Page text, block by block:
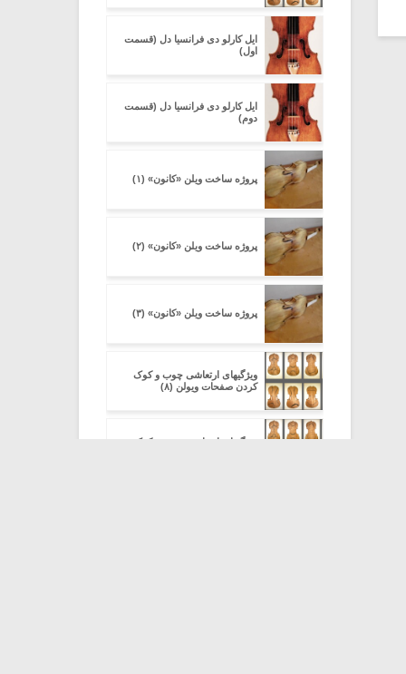
ایل کارلو دی فرانسیا دل (قسمت
اول)
ایل کارلو دی فرانسیا دل (قسمت
دوم)
پروژه ساخت ویلن «کانون» (۱)
پروژه ساخت ویلن «کانون» (۲)
پروژه ساخت ویلن «کانون» (۳)
ویژگیهای ارتعاشی چوب و کوک
کردن صفحات ویولن (۸)
ویژگیهای ارتعاشی چوب و کوک